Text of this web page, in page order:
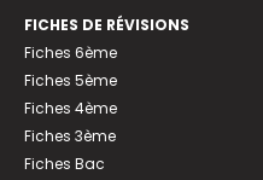
FICHES DE RÉVISIONS
Fiches 6ème
Fiches 5ème
Fiches 4ème
Fiches 3ème
Fiches Bac